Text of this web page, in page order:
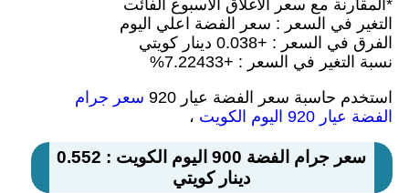
*المقارنة مع سعر الاغلاق الاسبوع الفائت
التغير في السعر : سعر الفضة اعلي اليوم
الفرق في السعر : +0.038 دينار كويتي
نسبة التغير في السعر : +7.22433%
استخدم حاسبة سعر الفضة عيار 920
سعر جرام
الفضة عيار 920 اليوم الكويت
،
سعر جرام الفضة 900 اليوم الكويت : 0.552
دينار كويتي